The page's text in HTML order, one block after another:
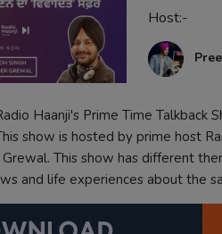
Host:-
Haanji's Prime Time
show is hosted by prime host
This show has different
and life experiences about the